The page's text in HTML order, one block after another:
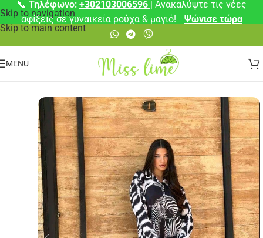
Skip to navigation
Skip to main content
📞 Τηλέφωνο: +302103006596 | Ανακαλύψτε τις νέες
αφίξεις σε γυναικεία ρούχα & μαγιό!
Ψώνισε τώρα
MENU